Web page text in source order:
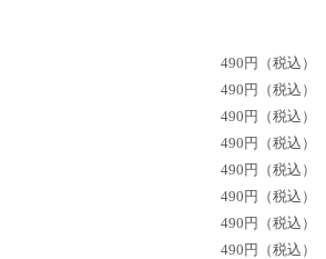
490円（税込）
490円（税込）
490円（税込）
490円（税込）
490円（税込）
490円（税込）
490円（税込）
490円（税込）